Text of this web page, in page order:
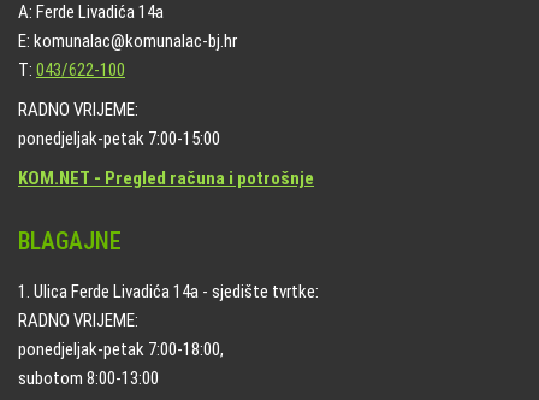
A: Ferde Livadića 14a
E: komunalac@komunalac-bj.hr
T: 043/622-100
RADNO VRIJEME:
ponedjeljak-petak 7:00-15:00
KOM.NET - Pregled računa i potrošnje
BLAGAJNE
1. Ulica Ferde Livadića 14a - sjedište tvrtke:
RADNO VRIJEME:
ponedjeljak-petak 7:00-18:00,
subotom 8:00-13:00